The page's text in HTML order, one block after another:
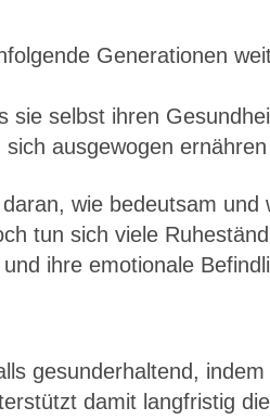
Generationen
sie selbst ihren
ausgewogen
wie bedeutsam
tun sich viele
ihre emotionale
gesunderhaltend,
damit langfristig